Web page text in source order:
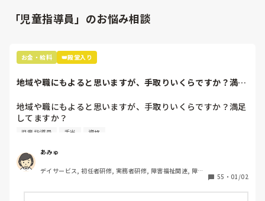
「児童指導員」のお悩み相談
お金・給料 👑殿堂入り
地域や職にもよると思いますが、手取りいくらですか？満足
地域や職にもよると思いますが、手取りいくらですか？満足
してますか？
たので任用資格）、手取り15万です。
よその事業所では同じ児童指導員の資格手当てで3万もらっ
てるらしく、羨ましいです
児童指導員 手当 資格
あみゅ
デイサービス, 初任者研修, 実務者研修, 障害福祉関連, 障害
55 ・ 01/02